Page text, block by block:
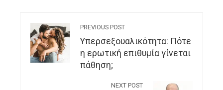
PREVIOUS POST
Υπερσεξουαλικότητα: Πότε
η ερωτική επιθυμία γίνεται
πάθηση;
NEXT POST